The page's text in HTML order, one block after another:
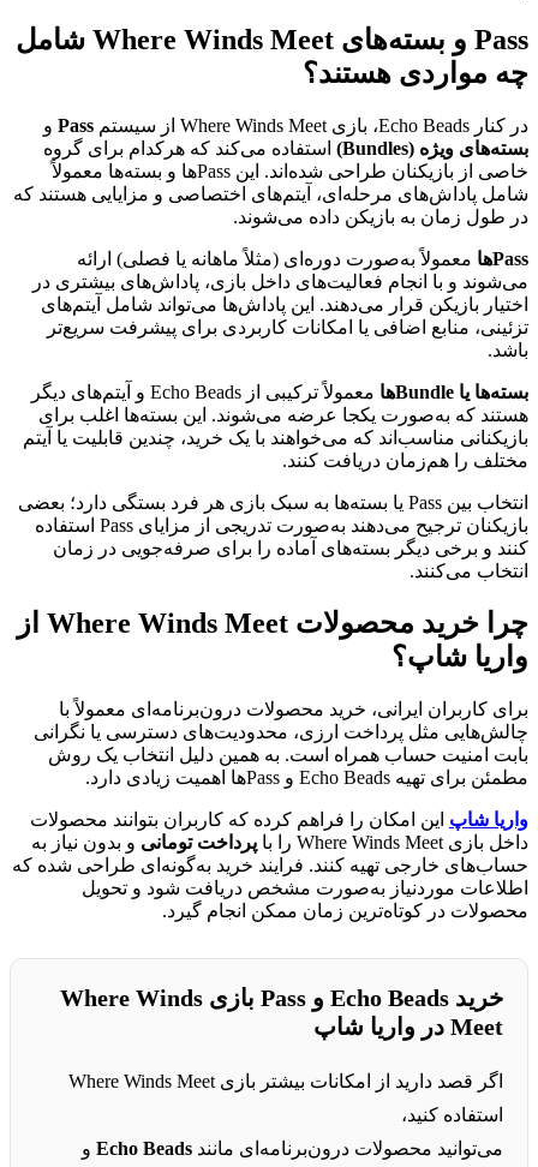
Pass و بسته‌های Where Winds Meet شامل
چه مواردی هستند؟
در کنار Echo Beads، بازی Where Winds Meet از سیستم Pass و
بسته‌های ویژه (Bundles)
استفاده می‌کند که هرکدام برای گروه
خاصی از بازیکنان طراحی شده‌اند. این Pass‌ها و بسته‌ها معمولاً
شامل پاداش‌های مرحله‌ای، آیتم‌های اختصاصی و مزایایی هستند که
در طول زمان به بازیکن داده می‌شوند.
Passها
معمولاً به‌صورت دوره‌ای (مثلاً ماهانه یا فصلی) ارائه
می‌شوند و با انجام فعالیت‌های داخل بازی، پاداش‌های بیشتری در
اختیار بازیکن قرار می‌دهند. این پاداش‌ها می‌تواند شامل آیتم‌های
تزئینی، منابع اضافی یا امکانات کاربردی برای پیشرفت سریع‌تر
باشد.
بسته‌ها یا Bundleها
معمولاً ترکیبی از Echo Beads و آیتم‌های دیگر
هستند که به‌صورت یکجا عرضه می‌شوند. این بسته‌ها اغلب برای
بازیکنانی مناسب‌اند که می‌خواهند با یک خرید، چندین قابلیت یا آیتم
مختلف را هم‌زمان دریافت کنند.
انتخاب بین Pass یا بسته‌ها به سبک بازی هر فرد بستگی دارد؛ بعضی
بازیکنان ترجیح می‌دهند به‌صورت تدریجی از مزایای Pass استفاده
کنند و برخی دیگر بسته‌های آماده را برای صرفه‌جویی در زمان
انتخاب می‌کنند.
چرا خرید محصولات Where Winds Meet از
واریا شاپ؟
برای کاربران ایرانی، خرید محصولات درون‌برنامه‌ای معمولاً با
چالش‌هایی مثل پرداخت ارزی، محدودیت‌های دسترسی یا نگرانی
بابت امنیت حساب همراه است. به همین دلیل انتخاب یک روش
مطمئن برای تهیه Echo Beads و Pass‌ها اهمیت زیادی دارد.
واریا شاپ این امکان را فراهم کرده که کاربران بتوانند محصولات
داخل بازی Where Winds Meet را با
پرداخت تومانی و بدون نیاز به
حساب‌های خارجی تهیه کنند. فرایند خرید به‌گونه‌ای طراحی شده که
اطلاعات موردنیاز به‌صورت مشخص دریافت شود و تحویل
محصولات در کوتاه‌ترین زمان ممکن انجام گیرد.
خرید Echo Beads و Pass بازی Where Winds
Meet در واریا شاپ
اگر قصد دارید از امکانات بیشتر بازی Where Winds Meet
استفاده کنید،
می‌توانید محصولات درون‌برنامه‌ای مانند Echo Beads و